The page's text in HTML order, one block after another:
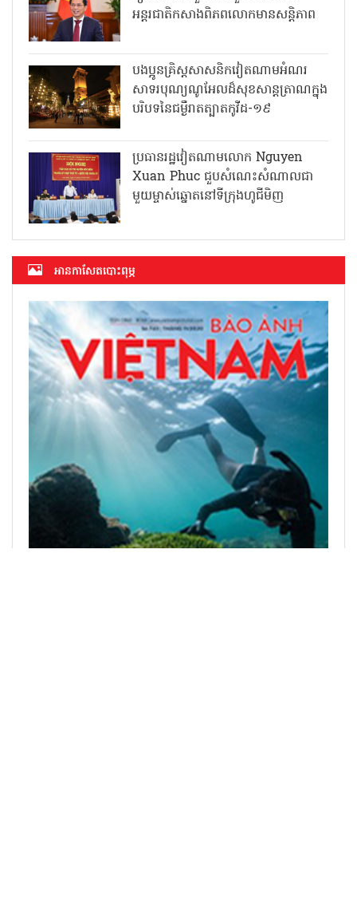
អន្តរជាតិកសាងពិភពលោកមានសន្តិភាព
បងប្អូនគ្រិស្តសាសនិកវៀតណាមអំណរ
សាទរបុណ្យណូអែលដ៏សុខសាន្តត្រាណក្នុង
បរិបទនៃជម្ងឺរាតត្បាតកូវីដ-១៩
ប្រធានរដ្ឋវៀតណាមលោក Nguyen
Xuan Phuc ជួបសំណេះសំណាលជា
មួយម្ចាស់ឆ្នោតនៅទីក្រុងហូជីមិញ
អាន​កាសែត​បោះពុម្ភ